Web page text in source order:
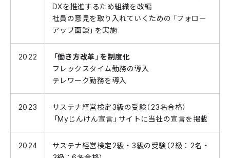
DXを推進するため組織を改編
社員の意見を取り入れていくための「フォロー
アップ面談」を実施
2022
「働き方改革」を制度化
フレックスタイム勤務の導入
テレワーク勤務を導入
2023
サステナ経営検定3級の受験（23名合格）
「Myじんけん宣言」サイトに当社の宣言を掲載
2024
サステナ経営検定2級・3級の受験（2級：2名・